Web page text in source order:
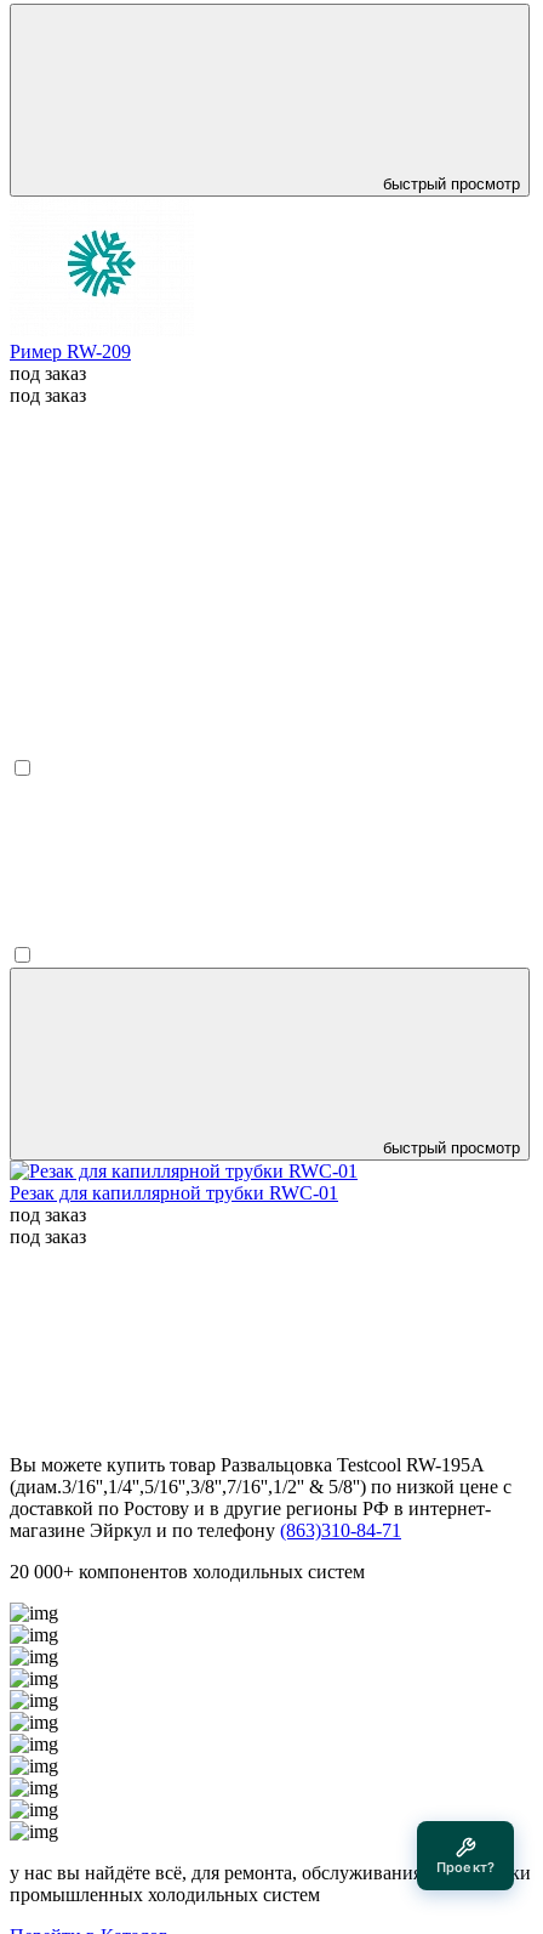
быстрый просмотр
Ример RW-209
под заказ
под заказ
быстрый просмотр
Резак для капиллярной трубки RWC-01
под заказ
под заказ
Вы можете купить товар Развальцовка Testcool RW-195A
(диам.3/16'',1/4'',5/16'',3/8'',7/16'',1/2'' & 5/8'') по низкой цене с
доставкой по Ростову и в другие регионы РФ в интернет-
магазине Эйркул и по телефону (863)310-84-71
20 000+ компонентов холодильных систем
у нас вы найдёте всё, для ремонта, обслуживания и постройки
промышленных холодильных систем
Проект?